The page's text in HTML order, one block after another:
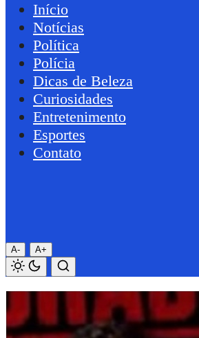
Início
Notícias
Política
Polícia
Dicas de Beleza
Curiosidades
Entretenimento
Esportes
Contato
A- A+